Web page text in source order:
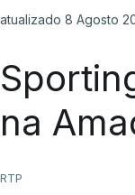
atualizado 8 Agosto
na
RTP